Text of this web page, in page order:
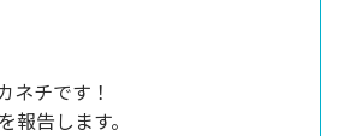
ネチです！
報告します。